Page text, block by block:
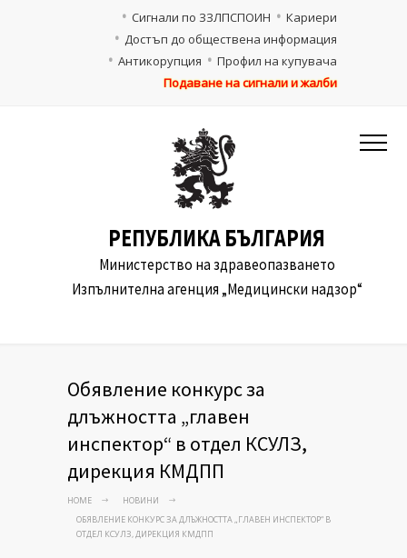
Кариери
Сигнали по ЗЗЛПСПОИН
Достъп до обществена информация
Профил на купувача
Антикорупция
Подаване на сигнали и жалби
РЕПУБЛИКА БЪЛГАРИЯ
Министерство на здравеопазването
Изпълнителна агенция „Медицински надзор“
Обявление конкурс за
длъжността „главен
инспектор“ в отдел КСУЛЗ,
дирекция КМДПП
HOME
НОВИНИ
ОБЯВЛЕНИЕ КОНКУРС ЗА ДЛЪЖНОСТТА „ГЛАВЕН ИНСПЕКТОР“ В
ОТДЕЛ КСУЛЗ, ДИРЕКЦИЯ КМДПП